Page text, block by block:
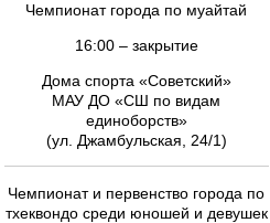
Чемпионат города по муайтай
16:00 – закрытие
Дома спорта «Советский»
МАУ ДО «СШ по видам
единоборств»
(ул. Джамбульская, 24/1)
Чемпионат и первенство города по
тхеквондо среди юношей и девушек